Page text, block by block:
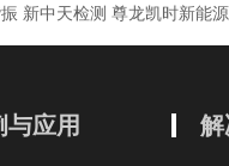
新中天检测 尊龙凯时新能源
与应用 解